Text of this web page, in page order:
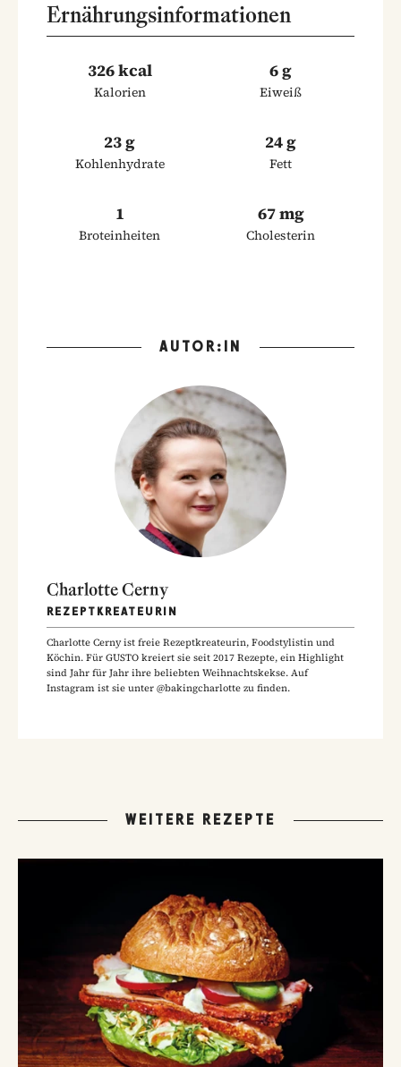
Ernährungsinformationen
326 kcal
Kalorien
6 g
Eiweiß
23 g
Kohlenhydrate
24 g
Fett
1
Broteinheiten
67 mg
Cholesterin
AUTOR:IN
Charlotte Cerny
REZEPTKREATEURIN
Charlotte Cerny ist freie Rezeptkreateurin, Foodstylistin und
Köchin. Für GUSTO kreiert sie seit 2017 Rezepte, ein Highlight
sind Jahr für Jahr ihre beliebten Weihnachtskekse. Auf
Instagram ist sie unter @bakingcharlotte zu finden.
WEITERE REZEPTE